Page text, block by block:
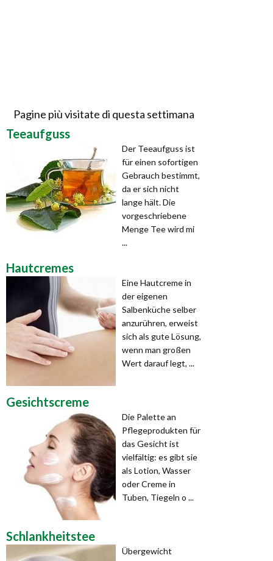
Pagine più visitate di questa settimana
Teeaufguss
Der Teeaufguss ist
für einen sofortigen
Gebrauch bestimmt,
da er sich nicht
lange hält. Die
vorgeschriebene
Menge Tee wird mi
...
Hautcremes
Eine Hautcreme in
der eigenen
Salbenküche selber
anzurühren, erweist
sich als gute Lösung,
wenn man großen
Wert darauf legt, ...
Gesichtscreme
Die Palette an
Pflegepro­dukten für
das Gesicht ist
vielfältig: es gibt sie
als Lotion, Wasser
oder Creme in
Tuben, Tiegeln o ...
Schlankheitstee
Übergewicht